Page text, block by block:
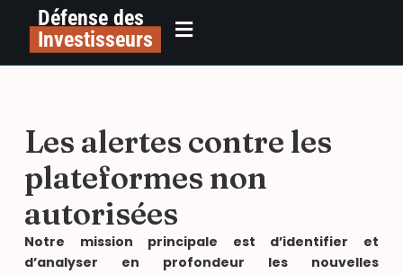
Défense des
Investisseurs
Les alertes contre les
plateformes non
autorisées
Notre mission principale est d’identifier et
d’analyser en profondeur les nouvelles